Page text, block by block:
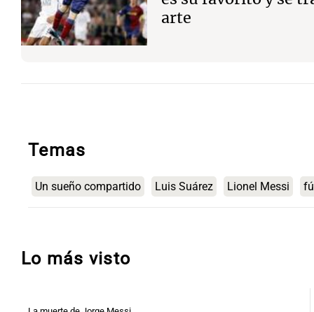
arte
Temas
Un sueño compartido Luis Suárez Lionel Messi
Lo más visto